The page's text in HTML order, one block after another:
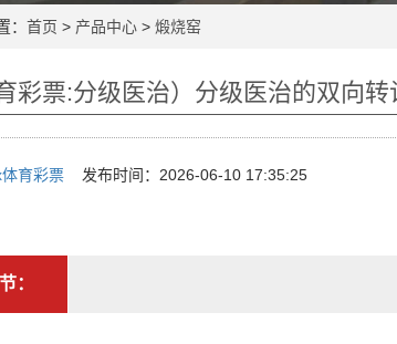
： 首页 > 产品中心 > 煅烧窑
彩票:分级医治）分级医治的双向
育彩票 发布时间：2026-06-10 17:35:25
：